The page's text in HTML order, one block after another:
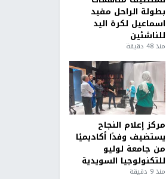
بطولة الراحل مفيد
اسماعيل لكرة اليد
للناشئين
منذ 48 دقيقة
مركز إعلام النجاح
يستضيف وفدًا أكاديميًا
من جامعة لوليو
للتكنولوجيا السويدية
منذ 9 دقيقة